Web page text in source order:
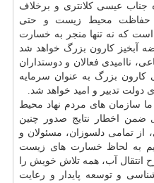
جناب عیسی كلانتری و برخلاف
حفاظت محیط زیست و حتی
كه نه تنها منجر به خسارت
آبخیز كارون بزرگ خواهد شد
ناامیدی فعالان و دوستداران
بزرگ به عنوان سرمایه
دولت تدبیر و امید خواهد شد.
ما سازمان های مردم نهاد محیط
ضمن اخطار نتایج صدور چنین
از تمامی دلسوزان، مسئولان و
به لحاظ خسارت های زیست
آب، همه تلاش خویش را
و توسعه پایدار و رعایت